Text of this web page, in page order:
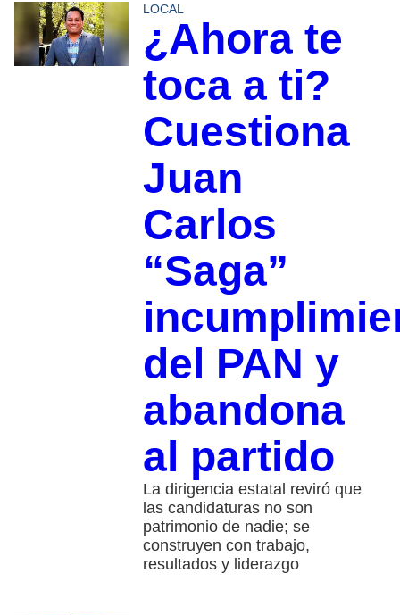
LOCAL
¿Ahora te
toca a ti?
Cuestiona
Juan
Carlos
“Saga”
del PAN y
abandona
al partido
La dirigencia estatal reviró que
las candidaturas no son
patrimonio de nadie; se
construyen con trabajo,
resultados y liderazgo